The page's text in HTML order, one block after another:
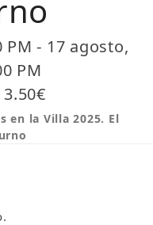
PM - 17 agosto,
PM
3.50€
en la Villa 2025. El